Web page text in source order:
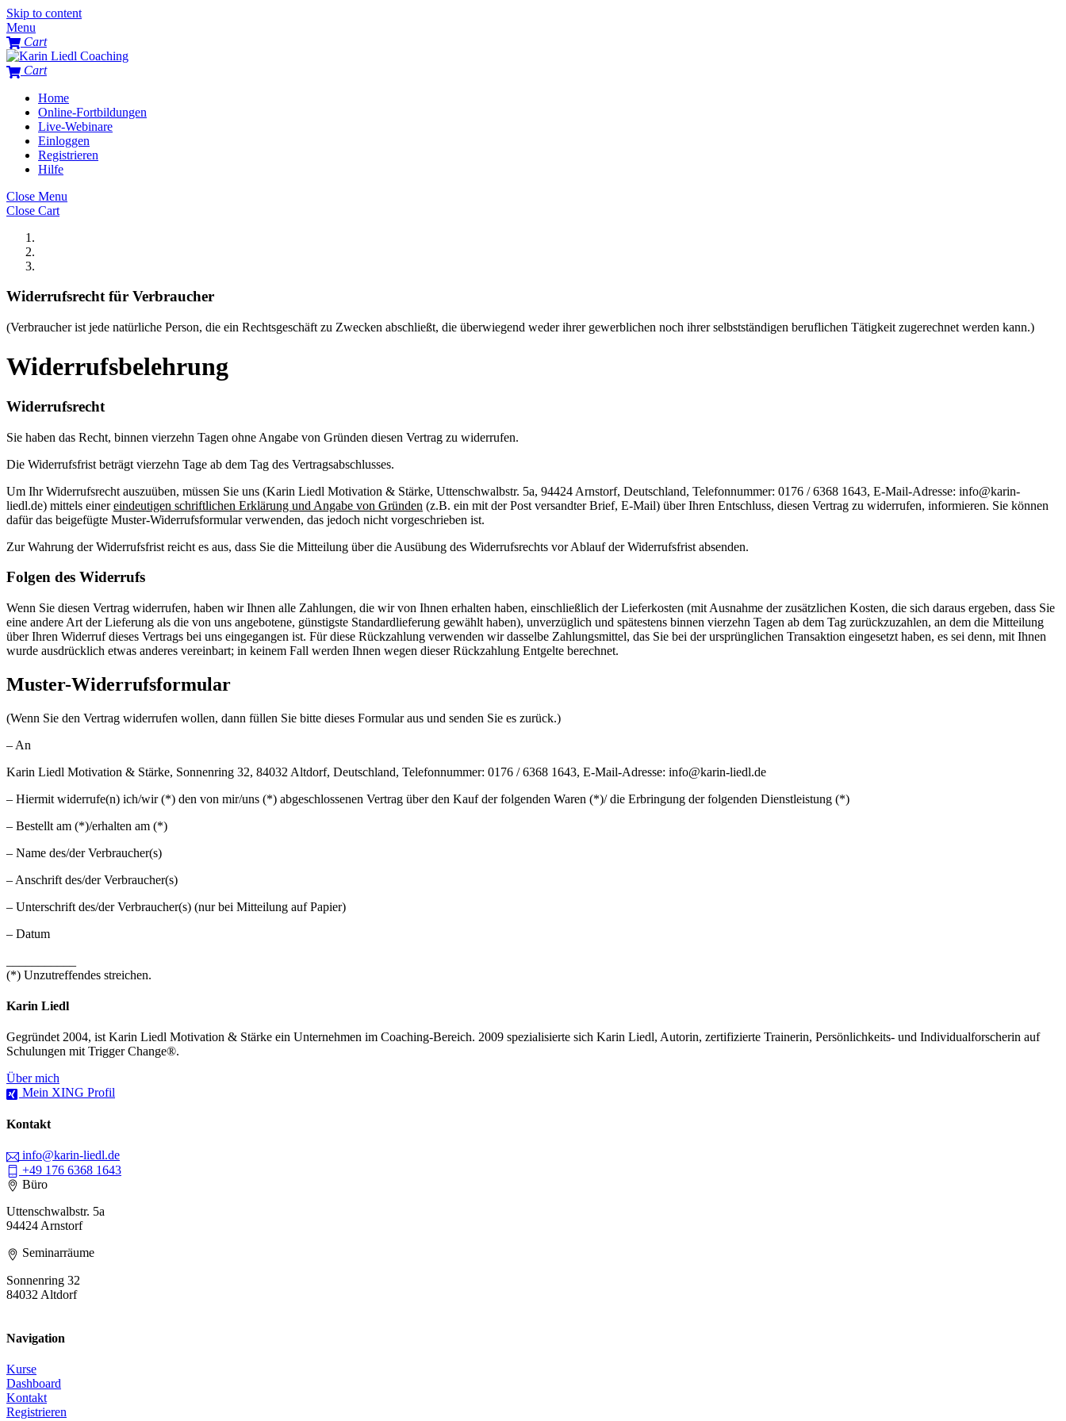
Skip to content
Menu
Cart
Cart
Home
Online-Fortbildungen
Live-Webinare
Einloggen
Registrieren
Hilfe
Close Menu
Close Cart
Widerrufsrecht für Verbraucher
(Verbraucher ist jede natürliche Person, die ein Rechtsgeschäft zu Zwecken abschließt, die überwiegend weder ihrer gewerblichen noch ihrer selbstständigen beruflichen Tätigkeit zugerechnet werden kann.)
Widerrufsbelehrung
Widerrufsrecht
Sie haben das Recht, binnen vierzehn Tagen ohne Angabe von Gründen diesen Vertrag zu widerrufen.
Die Widerrufsfrist beträgt vierzehn Tage ab dem Tag des Vertragsabschlusses.
Um Ihr Widerrufsrecht auszuüben, müssen Sie uns (Karin Liedl Motivation & Stärke, Uttenschwalbstr. 5a, 94424 Arnstorf, Deutschland, Telefonnummer: 0176 / 6368 1643, E-Mail-Adresse: info@karin-
liedl.de) mittels einereindeutigen schriftlichen Erklärung und Angabe von Gründen (z.B. ein mit der Post versandter Brief, E-Mail) über Ihren Entschluss, diesen Vertrag zu widerrufen, informieren. Sie können
dafür das beigefügte Muster-Widerrufsformular verwenden, das jedoch nicht vorgeschrieben ist.
Zur Wahrung der Widerrufsfrist reicht es aus, dass Sie die Mitteilung über die Ausübung des Widerrufsrechts vor Ablauf der Widerrufsfrist absenden.
Folgen des Widerrufs
Wenn Sie diesen Vertrag widerrufen, haben wir Ihnen alle Zahlungen, die wir von Ihnen erhalten haben, einschließlich der Lieferkosten (mit Ausnahme der zusätzlichen Kosten, die sich daraus ergeben, dass Sie
eine andere Art der Lieferung als die von uns angebotene, günstigste Standardlieferung gewählt haben), unverzüglich und spätestens binnen vierzehn Tagen ab dem Tag zurückzuzahlen, an dem die Mitteilung
über Ihren Widerruf dieses Vertrags bei uns eingegangen ist. Für diese Rückzahlung verwenden wir dasselbe Zahlungsmittel, das Sie bei der ursprünglichen Transaktion eingesetzt haben, es sei denn, mit Ihnen
wurde ausdrücklich etwas anderes vereinbart; in keinem Fall werden Ihnen wegen dieser Rückzahlung Entgelte berechnet.
Muster-Widerrufsformular
(Wenn Sie den Vertrag widerrufen wollen, dann füllen Sie bitte dieses Formular aus und senden Sie es zurück.)
– An
Karin Liedl Motivation & Stärke, Sonnenring 32, 84032 Altdorf, Deutschland, Telefonnummer: 0176 / 6368 1643, E-Mail-Adresse: info@karin-liedl.de
– Hiermit widerrufe(n) ich/wir (*) den von mir/uns (*) abgeschlossenen Vertrag über den Kauf der folgenden Waren (*)/ die Erbringung der folgenden Dienstleistung (*)
– Bestellt am (*)/erhalten am (*)
– Name des/der Verbraucher(s)
– Anschrift des/der Verbraucher(s)
– Unterschrift des/der Verbraucher(s) (nur bei Mitteilung auf Papier)
– Datum
(*) Unzutreffendes streichen.
Karin Liedl
Gegründet 2004, ist Karin Liedl Motivation & Stärke ein Unternehmen im Coaching-Bereich. 2009 spezialisierte sich Karin Liedl, Autorin, zertifizierte Trainerin, Persönlichkeits- und Individualforscherin auf
Schulungen mit Trigger Change®.
Über mich
Mein XING Profil
Kontakt
info@karin-liedl.de
+49 176 6368 1643
Büro
Uttenschwalbstr. 5a
94424 Arnstorf
Seminarräume
Sonnenring 32
84032 Altdorf
Navigation
Kurse
Dashboard
Kontakt
Registrieren